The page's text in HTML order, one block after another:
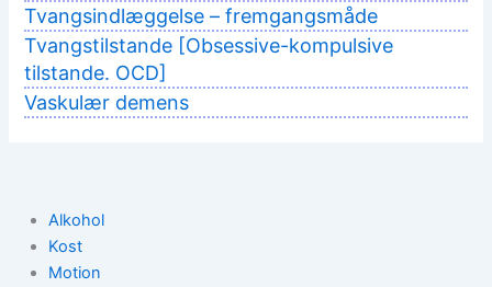
Tvangsindlæggelse – fremgangsmåde
Tvangstilstande [Obsessive-kompulsive
tilstande. OCD]
Vaskulær demens
Alkohol
Kost
Motion